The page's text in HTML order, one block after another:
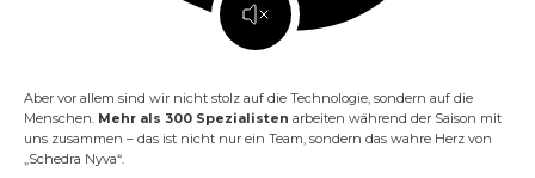
Aber vor allem sind wir nicht stolz auf die Technologie, sondern auf die
Menschen. Mehr als 300 Spezialisten arbeiten während der Saison mit
uns zusammen – das ist nicht nur ein Team, sondern das wahre Herz von
„Schedra Nyva“.